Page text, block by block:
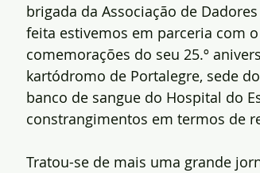
brigada da Associação de
feita estivemos em parceria com
comemorações do seu 25.º
kartódromo de Portalegre, sede
banco de sangue do Hospital do
constrangimentos em termos de
Tratou-se de mais uma grande